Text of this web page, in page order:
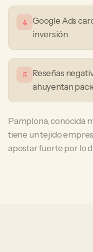
4
Google Ads
inversión
5
Reseñas
ahuyentan
Pamplona, conocida
tiene un tejido
apostar fuerte por lo